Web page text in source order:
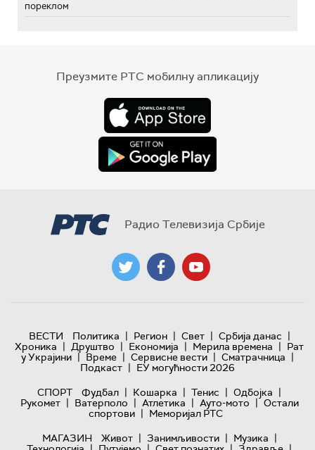
пореклом
Преузмите РТС мобилну апликацију
Радио Телевизија Србије
ВЕСТИ Политика | Регион | Свет | Србија данас |
Хроника | Друштво | Економија | Мерила времена | Рат
у Украјини | Време | Сервисне вести | Сматрачница |
Подкаст | ЕУ могућности 2026
СПОРТ
Фудбал | Кошарка | Тенис | Одбојка |
Рукомет | Ватерполо | Атлетика | Ауто-мото | Остали
спортови | Меморијал РТС
МАГАЗИН
Живот | Занимљивости | Музика |